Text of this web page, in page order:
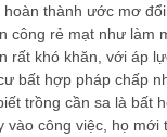
hoàn thành ước mơ
công rẻ mạt như làm
rất khó khăn, với áp
bất hợp pháp chấp
trồng cần sa là bất
vào công việc, họ